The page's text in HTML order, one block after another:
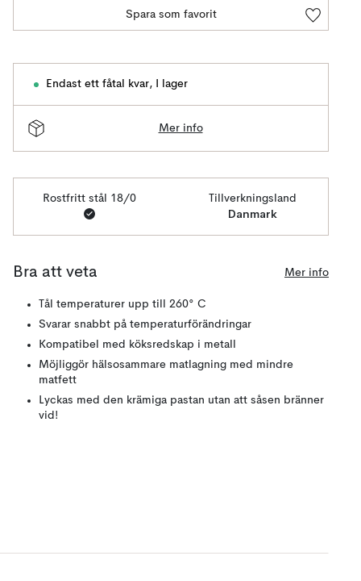
Spara som favorit
Endast ett fåtal kvar, I lager
Mer info
Rostfritt stål 18/0 Tillverkningsland
Danmark
Bra att veta Mer info
Tål temperaturer upp till 260° C
Svarar snabbt på temperaturförändringar
Kompatibel med köksredskap i metall
Möjliggör hälsosammare matlagning med mindre
matfett
Lyckas med den krämiga pastan utan att såsen bränner
vid!